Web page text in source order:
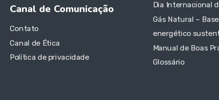
Canal de Comunicação
Contato
Canal de Ética
Política de privacidade
Dia Internacional
Gás Natural –
energético
Manual de Boas
Glossário